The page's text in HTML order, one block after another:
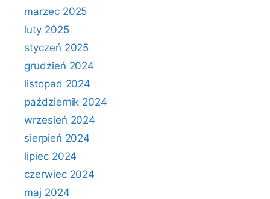
marzec 2025
luty 2025
styczeń 2025
grudzień 2024
listopad 2024
październik 2024
wrzesień 2024
sierpień 2024
lipiec 2024
czerwiec 2024
maj 2024